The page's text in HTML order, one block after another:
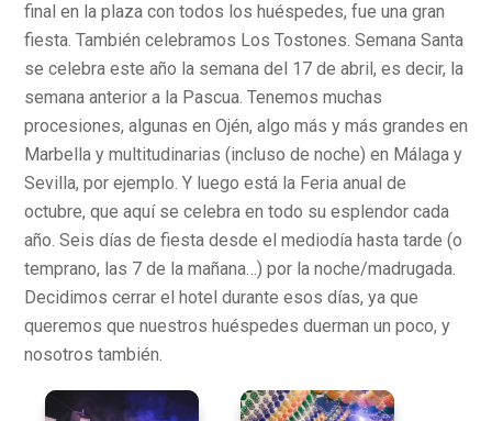
final en la plaza con todos los huéspedes, fue una gran
fiesta. También celebramos Los Tostones. Semana Santa
se celebra este año la semana del 17 de abril, es decir, la
semana anterior a la Pascua. Tenemos muchas
procesiones, algunas en Ojén, algo más y más grandes en
Marbella y multitudinarias (incluso de noche) en Málaga y
Sevilla, por ejemplo. Y luego está la Feria anual de
octubre, que aquí se celebra en todo su esplendor cada
año. Seis días de fiesta desde el mediodía hasta tarde (o
temprano, las 7 de la mañana…) por la noche/madrugada.
Decidimos cerrar el hotel durante esos días, ya que
queremos que nuestros huéspedes duerman un poco, y
nosotros también.